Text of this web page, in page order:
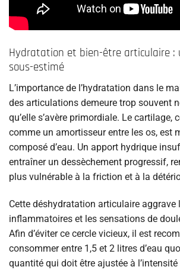
Hydratation et bien-être articulaire :
sous-estimé
L’importance de l’hydratation dans le
des articulations demeure trop souvent
qu’elle s’avère primordiale. Le cartilage,
comme un amortisseur entre les os, est
composé d’eau. Un apport hydrique
entraîner un dessèchement progressif,
plus vulnérable à la friction et à la
Cette déshydratation articulaire aggrave
inflammatoires et les sensations de
Afin d’éviter ce cercle vicieux, il est
consommer entre 1,5 et 2 litres d’eau
quantité qui doit être ajustée à l’intensité